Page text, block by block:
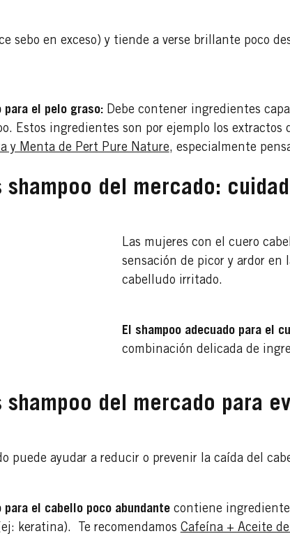
sebo en exceso) y tiende a verse brillante poco
para el pelo graso: Debe contener ingredientes
Estos ingredientes son por ejemplo los extractos
y Menta de Pert Pure Nature, especialmente
shampoo del mercado:
Las mujeres con el cuero
sensación de picor y ardor en
cabelludo irritado.
El shampoo adecuado para el
combinación delicada de
shampoo del mercado para
puede ayudar a reducir o prevenir la caída del
para el cabello poco abundante contiene
keratina). Te recomendamos Cafeína + Aceite